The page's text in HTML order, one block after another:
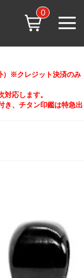
0
）※クレジット決済のみ
応します。
き、チタン印鑑は特急出